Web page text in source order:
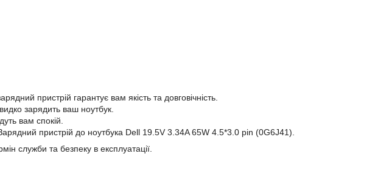
пристрій гарантує вам якість та довговічність.
зарядить ваш ноутбук.
вам спокій.
пристрій до ноутбука Dell 19.5V 3.34A 65W 4.5*3.0 pin (0G6J41).
служби та безпеку в експлуатації.